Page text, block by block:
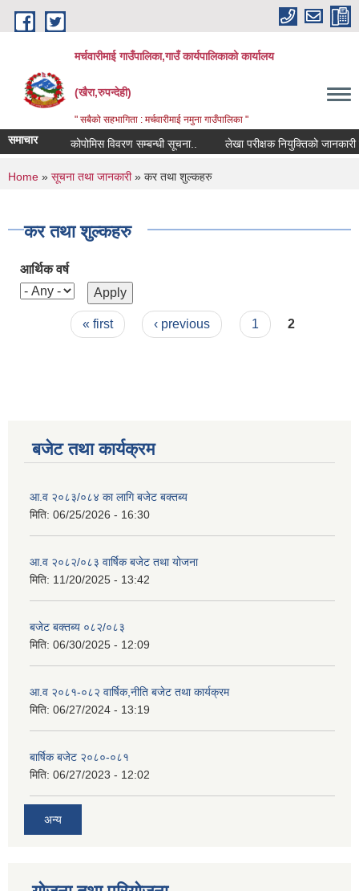
Skip to main content
मर्चवारीमाई गाउँपालिका,गाउँ कार्यपालिकाको कार्यालय
(खैरा,रुपन्देही)
" सबैको सहभागिता : मर्चवारीमाई नमुना गाउँपालिका "
समाचार कोपोमिस विवरण सम्बन्धी सूचना.. लेखा परीक्षक नियुक्तिको जानकारी
You are here
Home » सूचना तथा जानकारी» कर तथा शुल्कहरु
कर तथा शुल्कहरु
आर्थिक वर्ष
Pages« first ‹ previous 1 2
बजेट तथा कार्यक्रम
आ.व २०८३/०८४ का लागि बजेट बक्तब्य
मिति: 06/25/2026 - 16:30
आ.व २०८२/०८३ वार्षिक बजेट तथा योजना
मिति: 11/20/2025 - 13:42
बजेट बक्तब्य ०८२/०८३
मिति: 06/30/2025 - 12:09
आ.व २०८१-०८२ वार्षिक,नीति बजेट तथा कार्यक्रम
मिति: 06/27/2024 - 13:19
बार्षिक बजेट २०८०-०८१
मिति: 06/27/2023 - 12:02
अन्य